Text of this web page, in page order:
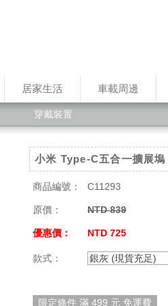
居家生活 車載周邊
穿戴裝置
小米 Type-C五合一擴展塢
商品編號： C11293
原價： NTD 839
優惠價： NTD 725
款式： 銀灰 (現貨充足)
限定條件 滿 499 元 免運費